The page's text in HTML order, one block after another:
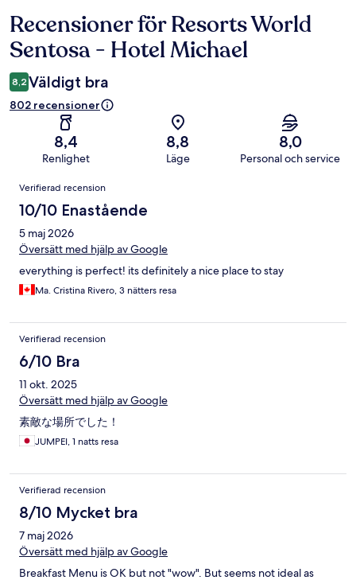
Recensioner
Recensioner för Resorts World
Sentosa - Hotel Michael
8,2 Väldigt bra
802 recensioner
8,4
Renlighet
8,8
Läge
8,0
Personal och service
Recensioner
Verifierad recension
10/10 Enastående
5 maj 2026
Översätt med hjälp av Google
everything is perfect! its definitely a nice place to stay
Ma. Cristina Rivero, 3 nätters resa
Verifierad recension
6/10 Bra
11 okt. 2025
Översätt med hjälp av Google
素敵な場所でした！
JUMPEI, 1 natts resa
Verifierad recension
8/10 Mycket bra
7 maj 2026
Översätt med hjälp av Google
Breakfast Menu is OK but not "wow". But seems not ideal as